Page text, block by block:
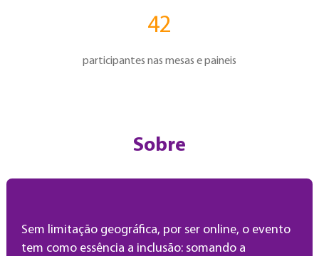
42
participantes nas mesas e paineis
Sobre
Sem limitação geográfica, por ser online, o evento
tem como essência a inclusão: somando a